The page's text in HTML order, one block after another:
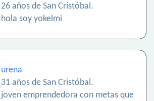
26 años de San Cristóbal.
hola soy yokelmi
urena
31 años de San Cristóbal.
joven emprendedora con metas que